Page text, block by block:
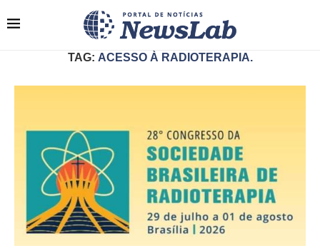
TAG: ACESSO À RADIOTERAPIA.